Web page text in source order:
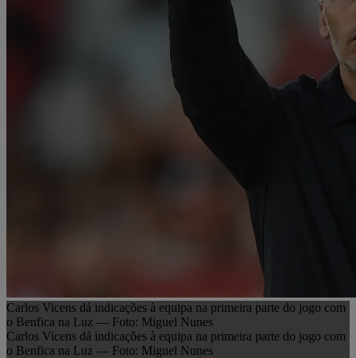
Carlos Vicens dá indicações à equipa na primeira parte do jogo com
o Benfica na Luz — Foto: Miguel Nunes
Carlos Vicens dá indicações à equipa na primeira parte do jogo com
o Benfica na Luz — Foto: Miguel Nunes